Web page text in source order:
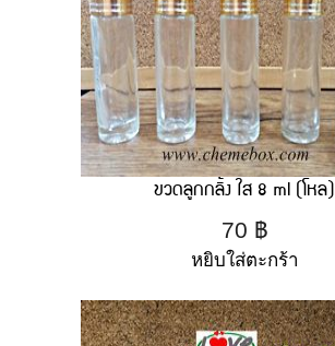
ขวดลูกกลิ้ง ใส 8 ml (โหล)
70 ฿
หยิบใส่ตะกร้า